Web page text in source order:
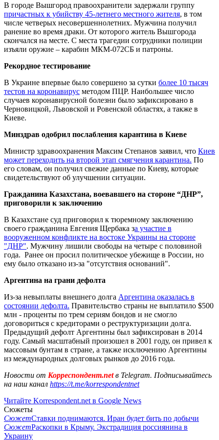
В городе Вышгород правоохранители задержали группу
причастных к убийству 45-летнего местного жителя, в том
числе четверых несовершеннолетних. Мужчина получил
ранение во время драки. От которого житель Вышгорода
скончался на месте. С места трагедии сотрудники полиции
изъяли оружие – карабин МКМ-072СБ и патроны.
Рекордное тестирование
В Украине впервые было совершено за сутки более 10 тысяч
тестов на коронавирус методом ПЦР. Наибольшее число
случаев коронавирусной болезни было зафиксировано в
Черновицкой, Львовской и Ровенской областях, а также в
Киеве.
Минздрав одобрил послабления карантина в Киеве
Министр здравоохранения Максим Степанов заявил, что Киев
может переходить на второй этап смягчения карантина. По
его словам, он получил свежие данные по Киеву, которые
свидетельствуют об улучшении ситуации.
Гражданина Казахстана, воевавшего на стороне “ДНР”,
приговорили к заключению
В Казахстане суд приговорил к тюремному заключению
своего гражданина Евгения Щербака за участие в
вооруженном конфликте на востоке Украины на стороне
"ДНР". Мужчину лишили свободы на четыре с половиной
года. Ранее он просил политическое убежище в России, но
ему было отказано из-за "отсутствия оснований".
Аргентина на грани дефолта
Из-за невыплаты внешнего долга Аргентина оказалась в
состоянии дефолта. Правительство страны не выплатило $500
млн - проценты по трем сериям бондов и не смогло
договориться с кредиторами о реструктуризации долга.
Предыдущий дефолт Аргентины был зафиксирован в 2014
году. Самый масштабный произошел в 2001 году, он привел к
массовым бунтам в стране, а также исключению Аргентины
из международных долговых рынков до 2016 года.
Новости от Корреспондент.netв Telegram. Подписывайтесь
на наш канал https://t.me/korrespondentnet
Читайте Korrespondent.net в Google News
Сюжеты
СюжетСтавки поднимаются. Иран будет бить по добычи
СюжетРаскопки в Крыму. Экстрадиция россиянина в
Украину